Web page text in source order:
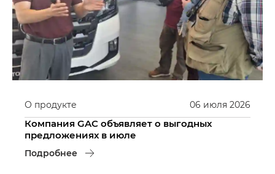
06 июля 2026
О продукте
Компания GAC объявляет о выгодных
предложениях в июле
Подробнее